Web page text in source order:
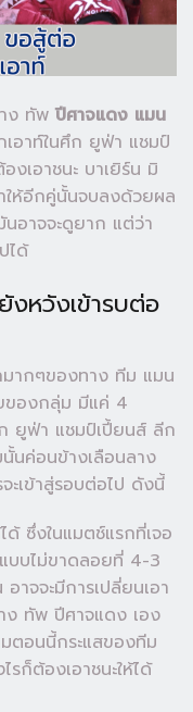
ง ทัพ ปีศาจแดง แมน
เอาท์ในศึก ยูฟ่า แชมป์
เอาชนะ บาเยิร์น มิ
ให้อีกคู่นั้นจบลงด้วยผล
นอาจจะดูยาก แต่ว่า
ได้
หวังเข้ารบต่อ
ากๆของทาง ทีม แมน
ของกลุ่ม มีแค่ 4
ยูฟ่า แชมป์เปี้ยนส์ ลีก
นั้นค่อนข้างเลือนลาง
ะเข้าสู่รอบต่อไป ดังนี้
ด้ ซึ่งในแมตช์แรกที่เจอ
บบไม่ขาดลอยที่ 4-3
าจจะมีการเปลี่ยนเอา
ง ทัพ ปีศาจแดง เอง
ตอนนี้กระแสของทีม
ก็ต้องเอาชนะให้ได้